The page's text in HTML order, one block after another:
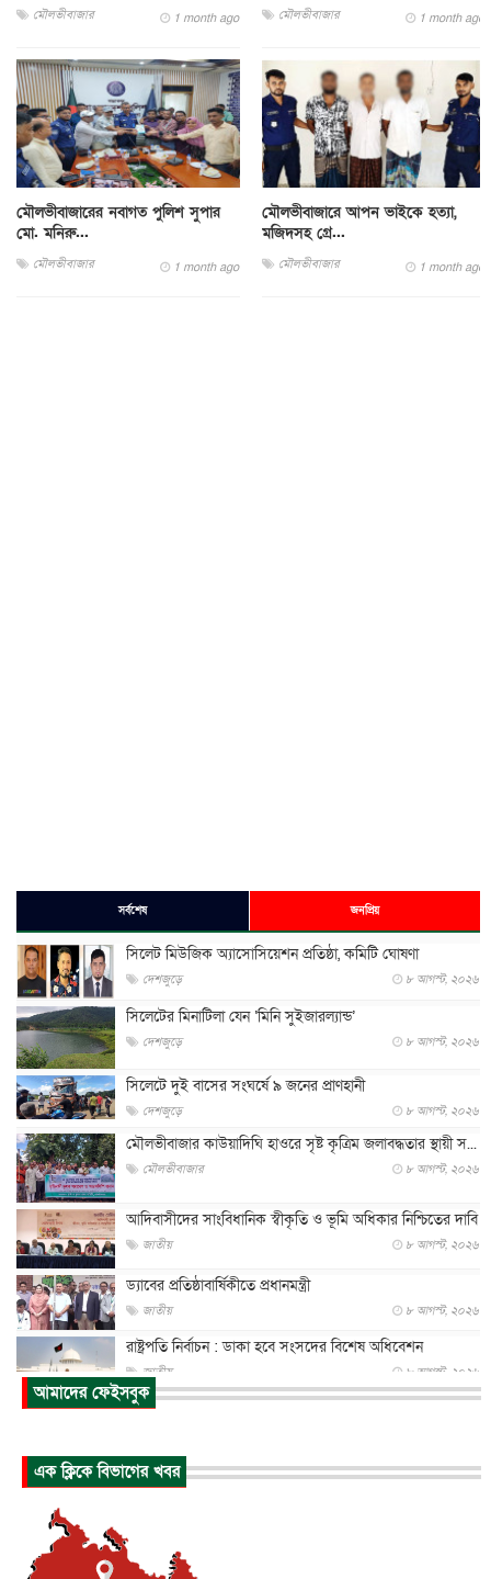
মৌলভীবাজার 1 month ago মৌলভীবাজার 1 month ago
মৌলভীবাজারের নবাগত পুলিশ সুপার
মো. মনিরু...
মৌলভীবাজার 1 month ago
মৌলভীবাজারে আপন ভাইকে হত্যা,
মজিদসহ গ্রে...
মৌলভীবাজার 1 month ago
সর্বশেষ জনপ্রিয়
সিলেট মিউজিক অ্যাসোসিয়েশন প্রতিষ্ঠা, কমিটি ঘোষণা
দেশজুড়ে ৮ আগস্ট, ২০২৬
সিলেটের মিনাটিলা যেন ‘মিনি সুইজারল্যান্ড’
দেশজুড়ে ৮ আগস্ট, ২০২৬
সিলেটে দুই বাসের সংঘর্ষে ৯ জনের প্রাণহানী
দেশজুড়ে ৮ আগস্ট, ২০২৬
মৌলভীবাজার কাউয়াদিঘি হাওরে সৃষ্ট কৃত্রিম জলাবদ্ধতার স্থায়ী স...
মৌলভীবাজার ৮ আগস্ট, ২০২৬
আদিবাসীদের সাংবিধানিক স্বীকৃতি ও ভূমি অধিকার নিশ্চিতের দাবি
জাতীয় ৮ আগস্ট, ২০২৬
ড্যাবের প্রতিষ্ঠাবার্ষিকীতে প্রধানমন্ত্রী
জাতীয় ৮ আগস্ট, ২০২৬
রাষ্ট্রপতি নির্বাচন : ডাকা হবে সংসদের বিশেষ অধিবেশন
জাতীয় ৮ আগস্ট, ২০২৬
প্রধানমন্ত্রীর সঙ্গে সাক্ষাতে খুদে শিল্পী অনুশ্রী রায়ের স্বপ...
পাকিস্তান-তুরস্কের সঙ্গে প্রতিরক্ষা চুক্তি সৌদি আরবকে কতটা ন...
যুক্তরাজ্যে গ্রুমিং কেলেঙ্কারি : পাকিস্তানির অপরাধে অস্বস্তি...
আন্তর্জাতিক
আমাদের ফেইসবুক
এক ক্লিকে বিভাগের খবর